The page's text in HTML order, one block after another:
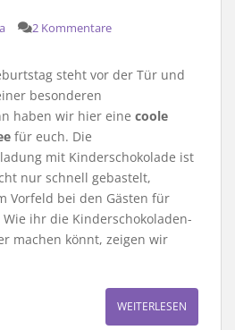
2 Kommentare
steht vor der Tür und
besonderen
haben wir hier eine coole
für euch. Die
mit Kinderschokolade ist
nur schnell gebastelt,
Vorfeld bei den Gästen für
Wie ihr die Kinderschokoladen-
machen könnt, zeigen wir
WEITERLESEN